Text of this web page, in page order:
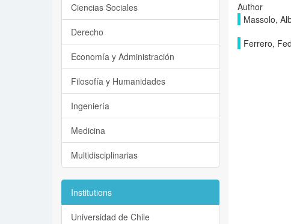
Author
Massolo,
Ferrero,
Ciencias Sociales
Derecho
Economía y Administración
Filosofía y Humanidades
Ingeniería
Medicina
Multidisciplinarias
Institutions
Universidad de Chile